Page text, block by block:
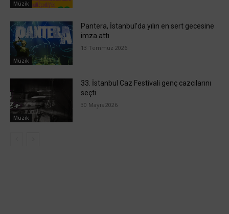
Müzik
Müzik
Pantera, İstanbul’da yılın en sert gecesine
imza attı
13 Temmuz 2026
Müzik
33. İstanbul Caz Festivali genç cazcılarını
seçti
30 Mayıs 2026